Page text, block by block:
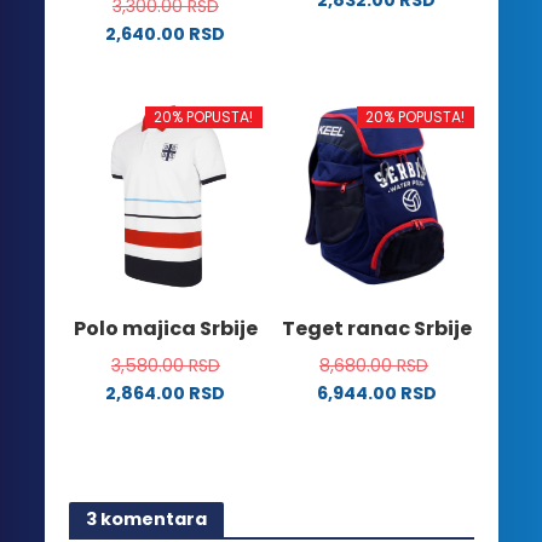
3,300.00RSD
2,640.00 RSD
ima
više
varijanti.
Opcije
mogu
biti
izabrane
stranici
proizvoda.
više
varijanti.
Opcije
mogu
biti
izabrane
na
proizvoda.
20% POPUSTA!
Polo majica Srbije
3,580.00RSD
2,864.00 RSD
više
varijanti.
20% POPUSTA!
Teget ranac Srbije
8,680.00RSD
6,944.00 RSD
3 komentara